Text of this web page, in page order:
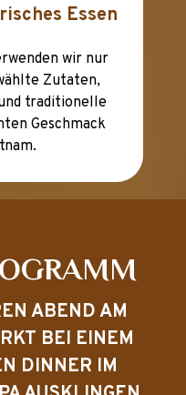
Essen
wir nur
Zutaten,
traditionelle
Geschmack
ABEND AM
BEI EINEM
DINNER IM